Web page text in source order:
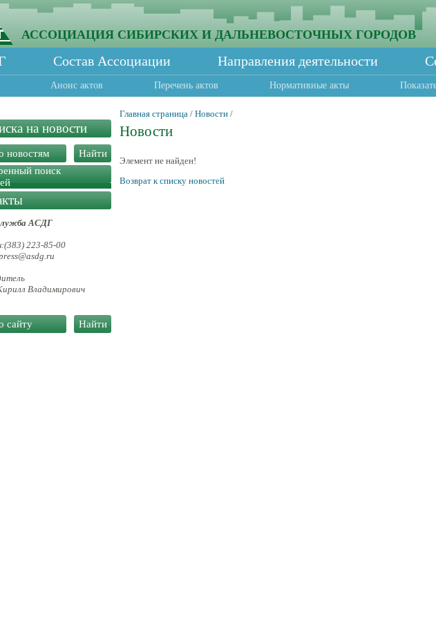
АССОЦИАЦИЯ СИБИРСКИХ И ДАЛЬНЕВОСТОЧНЫХ ГОРОДОВ
Состав Ассоциации Направления деятельности
Анонс актов Перечень актов Нормативные акты
на новости
поиск
АСДГ
223-85-00
Владимирович
Главная страница / Новости /
Новости
Элемент не найден!
Возврат к списку новостей